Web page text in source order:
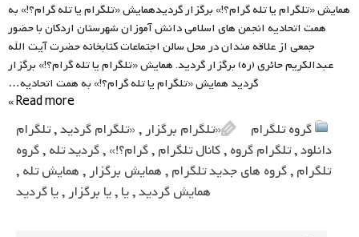
همایش «تلگرام یا تله گرام؟!» برگزار گردیدهمایش «تلگرام یا تله گرام؟!» به
همت اتحادیه انجمن های اسلامی دانش آموزان شهرستان اردکان با حضور
جمعی از علاقه مندان در محل سالن اجتماعات کتابخانه حضرت آیت الله
عبدالکریم حائری (ره) برگزار گردید. همایش «تلگرام یا تله گرام؟!» برگزار
گردید همایش «تلگرام یا تله گرام؟!» به همت اتحادیه…
Read more »
گروه تلگرام «تلگرام برگزار,«تلگرام گردید,تلگرام
دانلود,تلگرام گروه,کانال تلگرام,گرام؟!»,گردید تله,گروه
تلگرام,گروه های جدید تلگرام,همایش برگزار,همایش تله,
همایش گردید,یا,یا برگزار,یا گردید